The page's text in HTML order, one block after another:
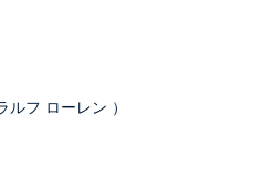
フ ローレン ）